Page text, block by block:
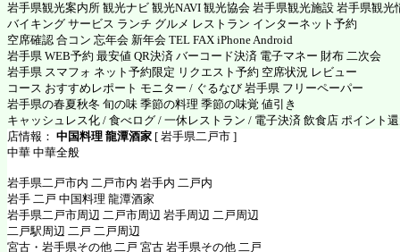
岩手県観光案内所 観光ナビ 観光NAVI 観光協会 岩手県観光施設 岩手県観光
バイキング サービス ランチ グルメ レストラン インターネット予約
空席確認 合コン 忘年会 新年会 TEL FAX iPhone Android
岩手県 WEB予約 最安値 QR決済 バーコード決済 電子マネー 財布 二次会
岩手県 スマフォ ネット予約限定 リクエスト予約 空席状況 レビュー
コース おすすめレポート モニター / ぐるなび 岩手県 フリーペーパー
岩手県の春夏秋冬 旬の味 季節の料理 季節の味覚 値引き
キャッシュレス化 / 食べログ / 一休レストラン / 電子決済 飲食店 ポイント
店情報： 中国料理 龍潭酒家 [ 岩手県二戸市 ]
中華 中華全般
岩手県二戸市内 二戸市内 岩手内 二戸内
岩手 二戸 中国料理 龍潭酒家
岩手県二戸市周辺 二戸市周辺 岩手周辺 二戸周辺
二戸駅周辺 二戸 二戸周辺
宮古・岩手県その他 二戸 宮古 岩手県その他 二戸